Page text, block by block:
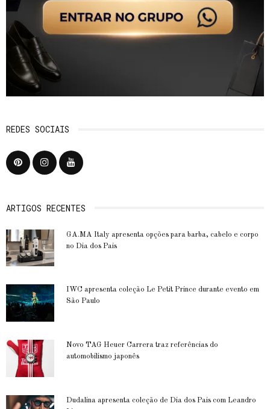
REDES SOCIAIS
ARTIGOS RECENTES
GA.MA Italy apresenta opções para barba, cabelo e corpo
no Dia dos Pais
IWC apresenta coleção Le Petit Prince durante evento em
São Paulo
Novo TAG Heuer Carrera traz referências do
automobilismo japonês
Dudalina apresenta coleção de Dia dos Pais com Leandro